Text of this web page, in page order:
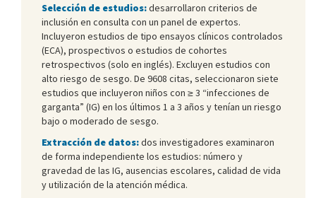
Selección de estudios:desarrollaron criterios de
inclusión en consulta con un panel de expertos.
Incluyeron estudios de tipo ensayos clínicos controlados
(ECA), prospectivos o estudios de cohortes
retrospectivos (solo en inglés). Excluyen estudios con
alto riesgo de sesgo. De 9608 citas, seleccionaron siete
estudios que incluyeron niños con ≥ 3 “infecciones de
garganta” (IG) en los últimos 1 a 3 años y tenían un riesgo
bajo o moderado de sesgo.
Extracción de datos:dos investigadores examinaron
de forma independiente los estudios: número y
gravedad de las IG, ausencias escolares, calidad de vida
y utilización de la atención médica.